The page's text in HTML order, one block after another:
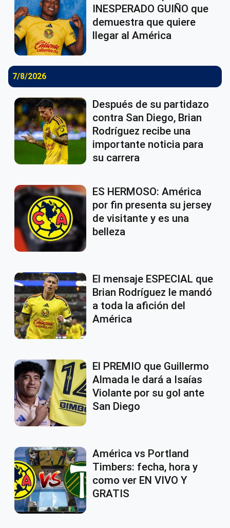
INESPERADO GUIÑO que
demuestra que quiere
llegar al América
7/8/2026
Después de su partidazo
contra San Diego, Brian
Rodríguez recibe una
importante noticia para
su carrera
ES HERMOSO: América
por fin presenta su jersey
de visitante y es una
belleza
El mensaje ESPECIAL que
Brian Rodríguez le mandó
a toda la afición del
América
El PREMIO que Guillermo
Almada le dará a Isaías
Violante por su gol ante
San Diego
América vs Portland
Timbers: fecha, hora y
como ver EN VIVO Y
GRATIS